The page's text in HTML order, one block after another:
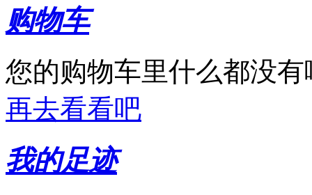
购物车
您的购物车里什么都没有
再去看看吧
我的足迹